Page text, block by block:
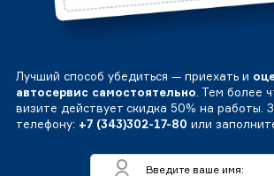
Лучший способ убедиться — приехать и
автосервис самостоятельно. Тем более
визите действует скидка 50% на работы.
телефону: +7 (343)302-17-80 или